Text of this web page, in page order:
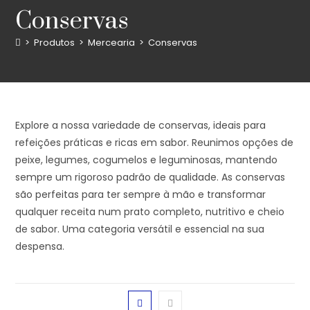
Conservas
> Produtos > Mercearia > Conservas
Explore a nossa variedade de conservas, ideais para
refeições práticas e ricas em sabor. Reunimos opções de
peixe, legumes, cogumelos e leguminosas, mantendo
sempre um rigoroso padrão de qualidade. As conservas
são perfeitas para ter sempre à mão e transformar
qualquer receita num prato completo, nutritivo e cheio
de sabor. Uma categoria versátil e essencial na sua
despensa.